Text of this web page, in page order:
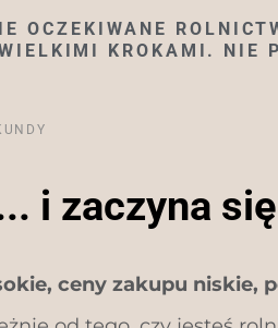
OCZEKIWANE
KROKAMI. NIE
i zaczyna
ceny zakupu niskie,